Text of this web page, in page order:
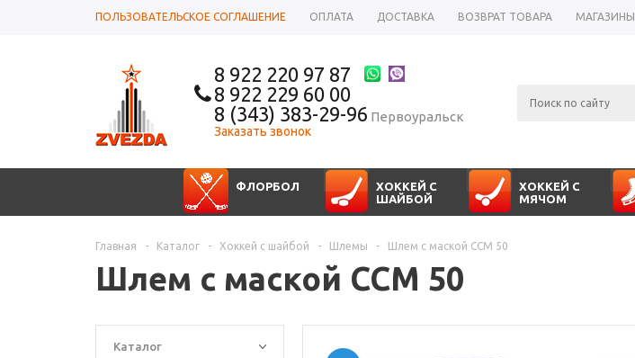
ПОЛЬЗОВАТЕЛЬСКОЕ СОГЛАШЕНИЕ ОПЛАТА ДОСТАВКА ВОЗВРАТ ТОВАРА МАГАЗИНЫ
8 922 220 97 87
8 922 229 60 00
8 (343) 383-29-96 Первоуральск
Заказать звонок
ФЛОРБОЛ
ХОККЕЙ С
ШАЙБОЙ
ХОККЕЙ С
МЯЧОМ
Главная - Каталог - Хоккей с шайбой - Шлемы - Шлем с маской CCM 50
Шлем с маской CCM 50
Каталог